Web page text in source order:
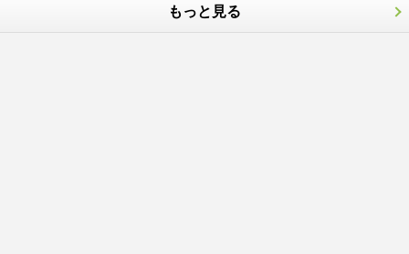
もっと見る